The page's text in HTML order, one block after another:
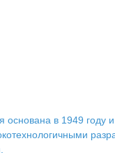
в 1949 году